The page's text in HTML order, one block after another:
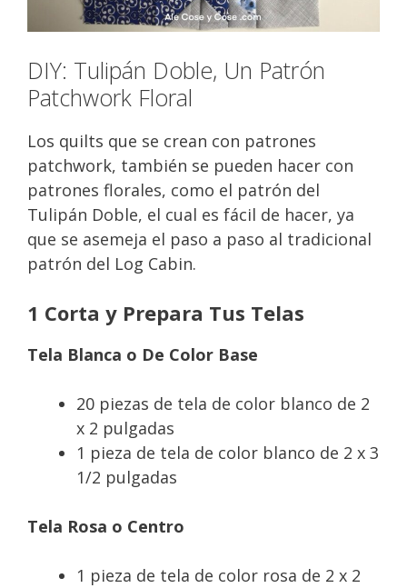
DIY: Tulipán Doble, Un Patrón
Patchwork Floral
Los quilts que se crean con patrones
patchwork, también se pueden hacer con
patrones florales, como el patrón del
Tulipán Doble, el cual es fácil de hacer, ya
que se asemeja el paso a paso al tradicional
patrón del Log Cabin.
1 Corta y Prepara Tus Telas
Tela Blanca o De Color Base
20 piezas de tela de color blanco de 2
x 2 pulgadas
1 pieza de tela de color blanco de 2 x 3
1/2 pulgadas
Tela Rosa o Centro
1 pieza de tela de color rosa de 2 x 2